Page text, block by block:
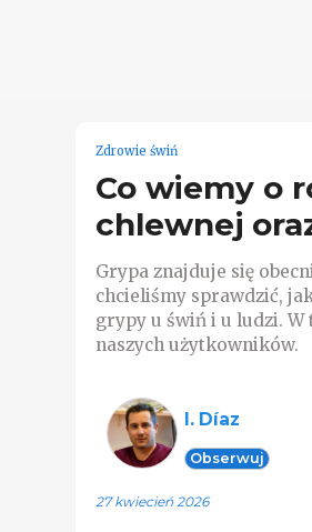
Zdrowie świń
Co wiemy o
chlewnej
Grypa znajduje się
chcieliśmy sprawdzić,
grypy u świń i u ludzi.
naszych użytkowników.
I. Díaz
Obserwuj
27 kwiecień 2026